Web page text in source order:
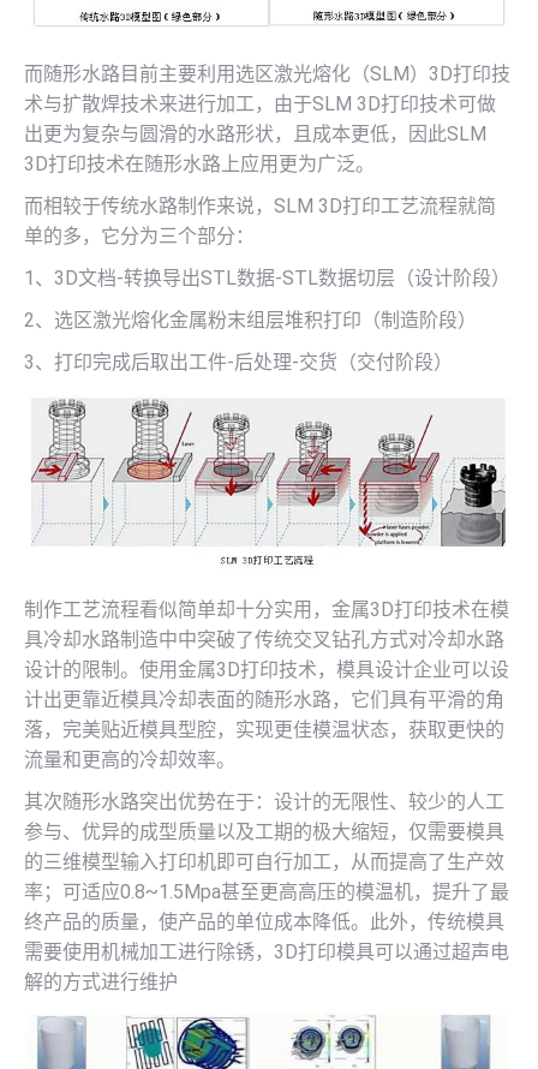
而随形水路目前主要利用选区激光熔化（SLM）3D打印技
术与扩散焊技术来进行加工，由于SLM 3D打印技术可做
出更为复杂与圆滑的水路形状，且成本更低，因此SLM
3D打印技术在随形水路上应用更为广泛。
而相较于传统水路制作来说，SLM 3D打印工艺流程就简
单的多，它分为三个部分：
1、3D文档-转换导出STL数据-STL数据切层（设计阶段）
2、选区激光熔化金属粉末组层堆积打印（制造阶段）
3、打印完成后取出工件-后处理-交货（交付阶段）
制作工艺流程看似简单却十分实用，金属3D打印技术在模
具冷却水路制造中中突破了传统交叉钻孔方式对冷却水路
设计的限制。使用金属3D打印技术，模具设计企业可以设
计出更靠近模具冷却表面的随形水路，它们具有平滑的角
落，完美贴近模具型腔，实现更佳模温状态，获取更快的
流量和更高的冷却效率。
其次随形水路突出优势在于：设计的无限性、较少的人工
参与、优异的成型质量以及工期的极大缩短，仅需要模具
的三维模型输入打印机即可自行加工，从而提高了生产效
率；可适应0.8~1.5Mpa甚至更高高压的模温机，提升了最
终产品的质量，使产品的单位成本降低。此外，传统模具
需要使用机械加工进行除锈，3D打印模具可以通过超声电
解的方式进行维护